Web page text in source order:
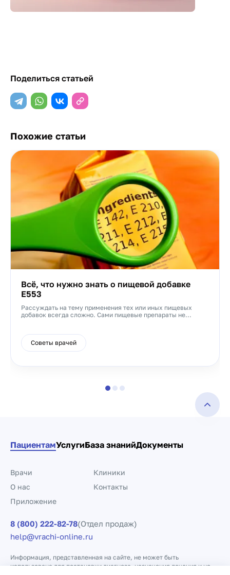
Поделиться статьей
Похожие статьи
Всё, что нужно знать о пищевой добавке
Е553
Рассуждать на тему применения тех или иных пищевых
добавок всегда сложно. Сами пищевые препараты не...
Советы врачей
ПациентамУслугиБаза знанийДокументы
Врачи
Клиники
О нас
Контакты
Приложение
8 (800) 222-82-78(Отдел продаж)
help@vrachi-online.ru
Информация, представленная на сайте, не может быть
использована для постановки диагноза, назначения лечения и не